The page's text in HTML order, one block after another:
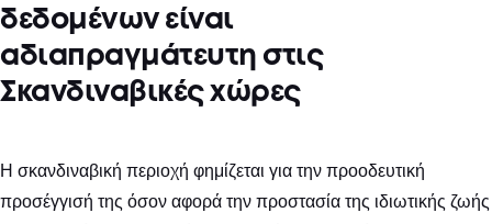
δεδομένων είναι
αδιαπραγμάτευτη στις
Σκανδιναβικές χώρες
Η σκανδιναβική περιοχή φημίζεται για την προοδευτική
προσέγγισή της όσον αφορά την προστασία της ιδιωτικής ζωής